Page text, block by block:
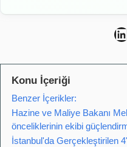
Can
Konu İçeriği
Benzer İçerikler:
Hazine ve Maliye Bakanı
önceliklerinin ekibi
İstanbul'da Gerçekleştirilen